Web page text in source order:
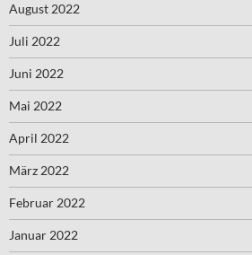
August 2022
Juli 2022
Juni 2022
Mai 2022
April 2022
März 2022
Februar 2022
Januar 2022